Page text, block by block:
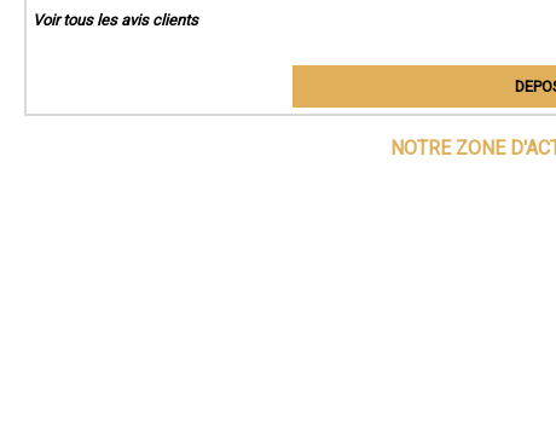
Voir tous les avis clients
NOTRE ZONE